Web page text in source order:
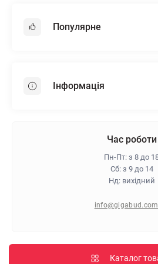
Популярне
Пінопласт
Інформація
Гарантія та повернення
Політика конфіденційності
Час роботи
Пн-Пт: з 8 до
Сб: з 9 до 14
Нд: вихідний
Каталог